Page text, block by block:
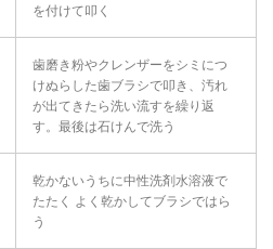
を付けて叩く
歯磨き粉やクレンザーをシミにつ
けぬらした歯ブラシで叩き、汚れ
が出てきたら洗い流すを繰り返
す。最後は石けんで洗う
乾かないうちに中性洗剤水溶液で
たたく よく乾かしてブラシではら
う